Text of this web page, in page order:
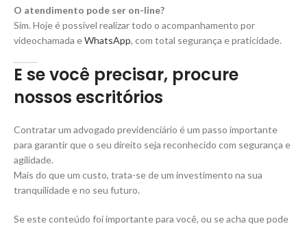
O atendimento pode ser on-line?
Sim. Hoje é possível realizar todo o acompanhamento por
videochamada eWhatsApp, com total segurança e praticidade.
E se você precisar, procure
nossos escritórios
Contratar um advogado previdenciário é um passo importante
para garantir que o seu direito seja reconhecido com segurança e
agilidade.
Mais do que um custo, trata-se de um investimento na sua
tranquilidade e no seu futuro.
Se este conteúdo foi importante para você, ou se acha que pode